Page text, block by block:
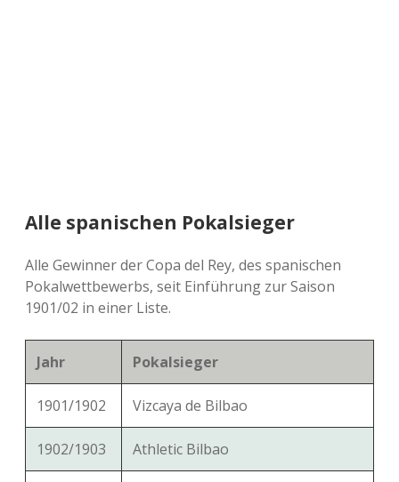
Alle spanischen Pokalsieger
Alle Gewinner der Copa del Rey, des spanischen
Pokalwettbewerbs, seit Einführung zur Saison
1901/02 in einer Liste.
Jahr Pokalsieger
1901/1902 Vizcaya de Bilbao
1902/1903 Athletic Bilbao